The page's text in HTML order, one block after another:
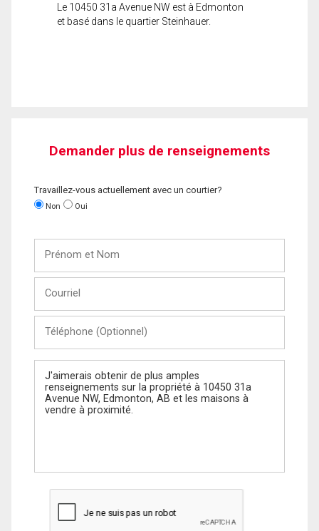
Le 10450 31a Avenue NW est à Edmonton
et basé dans le quartier Steinhauer.
Demander plus de renseignements
Travaillez-vous actuellement avec un courtier?
Non Oui
Nom
(Optionnel)
Message